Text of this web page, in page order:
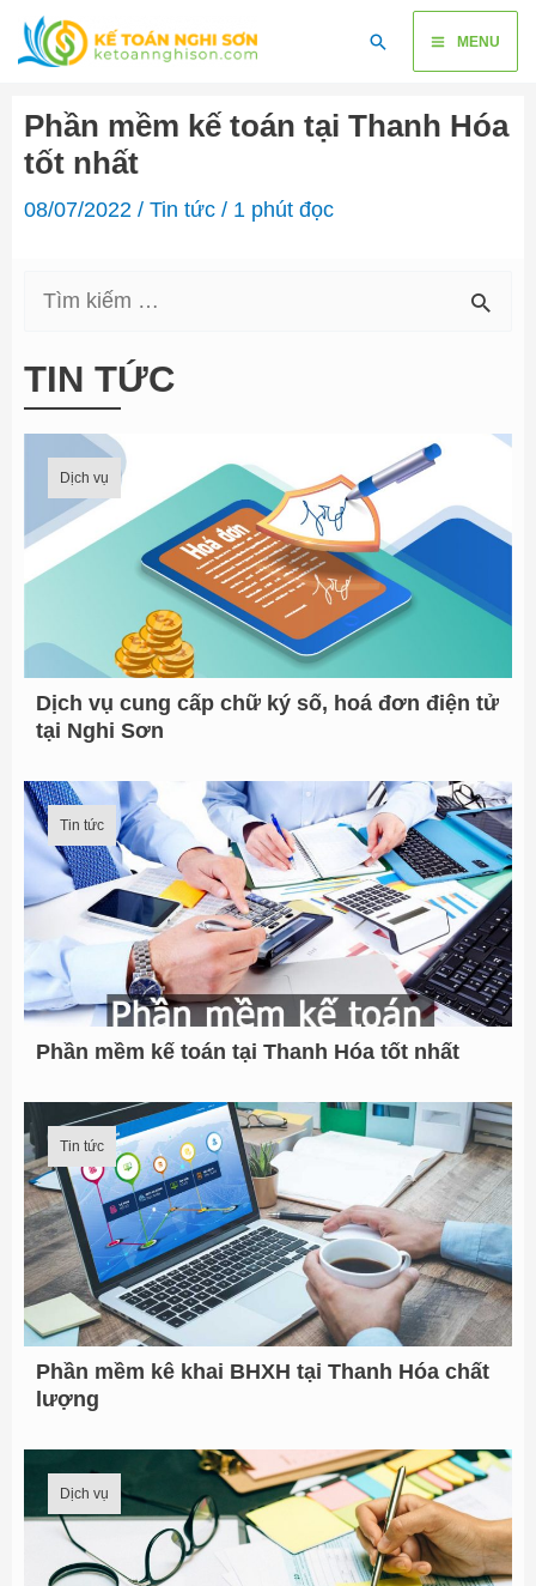
Skip
content
SearchMain
MENU
Phần mềm kế toán tại Thanh Hóa
tốt nhất
08/07/2022 / Tin tức/ 1 phút đọc
a
r
h
r
TIN TỨC
Dịch vụ
Dịch vụ cung cấp chữ ký số, hoá đơn điện tử
tại Nghi Sơn
Tin tức
Phần mềm kế toán tại Thanh Hóa tốt nhất
Tin tức
Phần mềm kê khai BHXH tại Thanh Hóa chất
lượng
Dịch vụ